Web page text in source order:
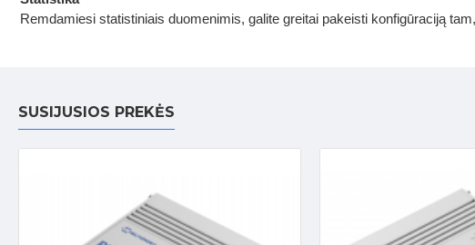
Remdamiesi statistiniais duomenimis, galite greitai pakeisti konfigūraciją
SUSIJUSIOS PREKĖS